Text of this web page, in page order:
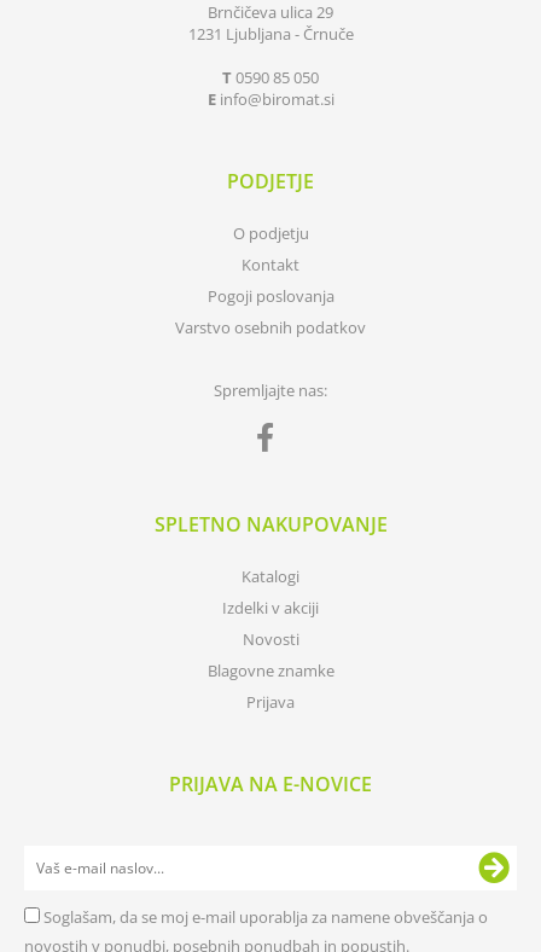
Brnčičeva ulica 29
1231 Ljubljana - Črnuče
T0590 85 050
E info biromat.si
PODJETJE
O podjetju
Kontakt
Pogoji poslovanja
Varstvo osebnih podatkov
Spremljajte nas:
SPLETNO NAKUPOVANJE
Katalogi
Izdelki v akciji
Novosti
Blagovne znamke
Prijava
PRIJAVA NA E-NOVICE
Soglašam, da se moj e-mail uporablja za namene obveščanja o
novostih v ponudbi, posebnih ponudbah in popustih.